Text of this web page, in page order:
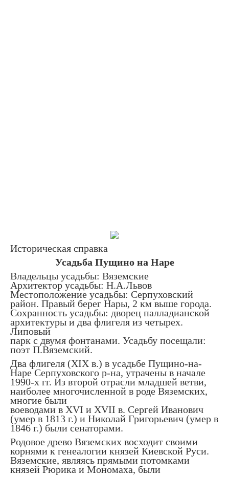
Историческая справка
Усадьба Пущино на Наре
Владельцы усадьбы: Вяземские
Архитектор усадьбы: Н.А.Львов
Местоположение усадьбы: Серпуховский
район. Правый берег Нары, 2 км выше города.
Сохранность усадьбы: дворец палладианской
архитектуры и два флигеля из четырех.
Липовый
парк с двумя фонтанами. Усадьбу посещали:
поэт П.Вяземский.
Два флигеля (XIX в.) в усадьбе Пущино-на-
Наре Серпуховского р-на, утрачены в начале
1990-х гг. Из второй отрасли младшей ветви,
наиболее многочисленной в роде Вяземских,
многие были
воеводами в XVI и XVII в. Сергей Иванович
(умер в 1813 г.) и Николай Григорьевич (умер в
1846 г.) были сенаторами.
Родовое древо Вяземских восходит своими
корнями к генеалогии князей Киевской Руси.
Вяземские, являясь прямыми потомками
князей Рюрика и Мономаха, были